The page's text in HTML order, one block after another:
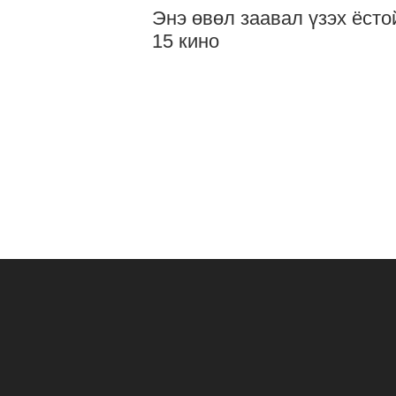
Энэ өвөл заавал үзэх
15 кино